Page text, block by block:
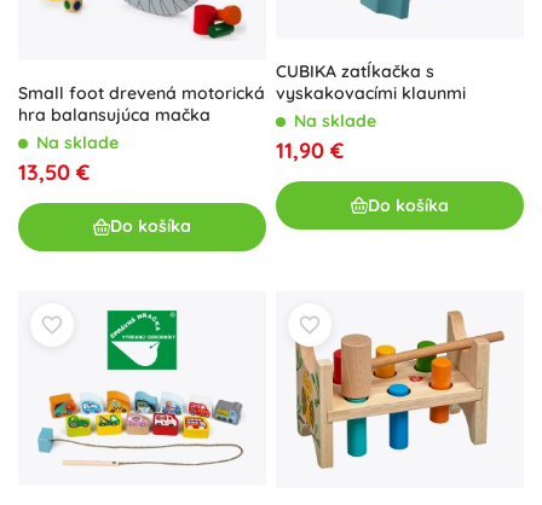
Small foot drevená motorická
hra balansujúca mačka
Na sklade
13,50 €
Do košíka
CUBIKA zatĺkačka s
vyskakovacími klaunmi
Na sklade
11,90 €
Do košíka